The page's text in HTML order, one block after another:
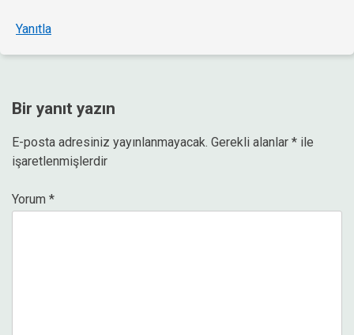
Yanıtla
Bir yanıt yazın
E-posta adresiniz yayınlanmayacak. Gerekli alanlar * ile
işaretlenmişlerdir
Yorum *